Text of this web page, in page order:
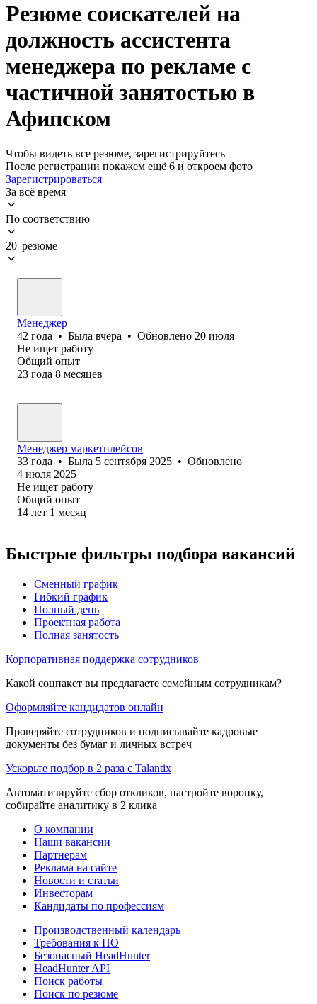
Резюме соискателей на
должность ассистента
менеджера по рекламе с
частичной занятостью в
Афипском
Чтобы видеть все резюме, зарегистрируйтесь
После регистрации покажем ещё 6 и откроем фото
Зарегистрироваться
За всё время
По соответствию
20 резюме
Менеджер
42 года • Была вчера • Обновлено 20 июля
Не ищет работу
Общий опыт
23 года 8 месяцев
Менеджер маркетплейсов
33 года • Была 5 сентября 2025 • Обновлено
4 июля 2025
Не ищет работу
Общий опыт
14 лет 1 месяц
Быстрые фильтры подбора вакансий
Сменный график
Гибкий график
Полный день
Проектная работа
Полная занятость
Корпоративная поддержка сотрудников
Какой соцпакет вы предлагаете семейным сотрудникам?
Оформляйте кандидатов онлайн
Проверяйте сотрудников и подписывайте кадровые
документы без бумаг и личных встреч
Ускорьте подбор в 2 раза с Talantix
Автоматизируйте сбор откликов, настройте воронку,
собирайте аналитику в 2 клика
О компании
Наши вакансии
Партнерам
Реклама на сайте
Новости и статьи
Инвесторам
Кандидаты по профессиям
Производственный календарь
Требования к ПО
Безопасный HeadHunter
HeadHunter API
Поиск работы
Поиск по резюме